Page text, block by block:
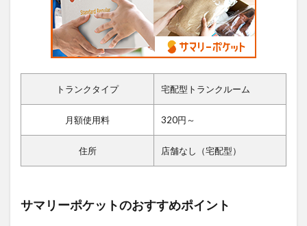
トランクタイプ 宅配型トランクルーム
月額使用料 320円～
住所 店舗なし（宅配型）
サマリーポケットのおすすめポイント